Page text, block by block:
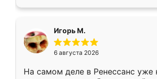
Игорь М.
6 августа 2026
На самом деле в Ренессанс уже